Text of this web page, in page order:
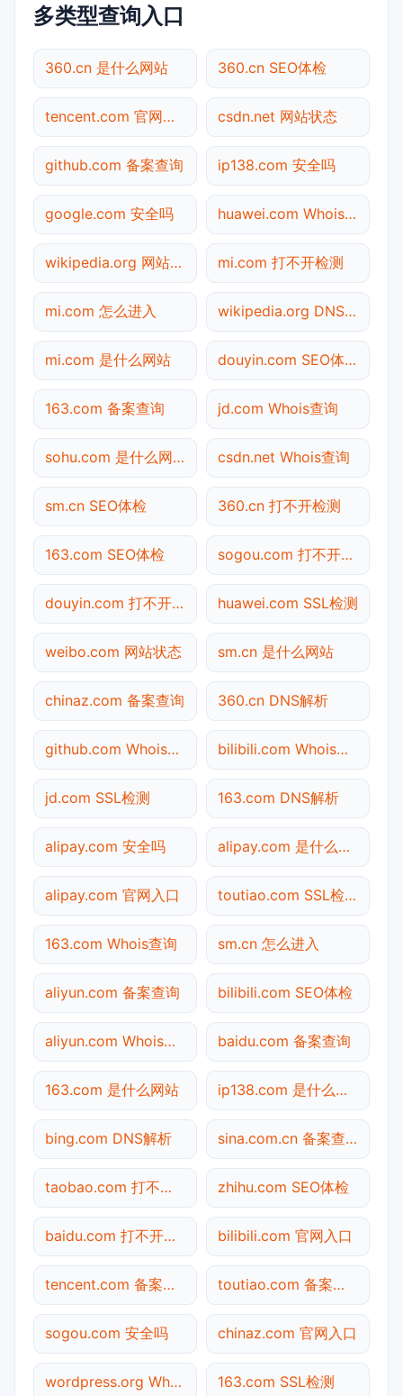
多类型查询入口
360.cn 是什么网站 360.cn SEO体检
tencent.com 官网入口 csdn.net 网站状态
github.com 备案查询 ip138.com 安全吗
google.com 安全吗 huawei.com Whois查询
wikipedia.org 网站状态 mi.com 打不开检测
mi.com 怎么进入 wikipedia.org DNS解析
mi.com 是什么网站 douyin.com SEO体检
163.com 备案查询 jd.com Whois查询
sohu.com 是什么网站 csdn.net Whois查询
sm.cn SEO体检 360.cn 打不开检测
163.com SEO体检 sogou.com 打不开检测
douyin.com 打不开检测 huawei.com SSL检测
weibo.com 网站状态 sm.cn 是什么网站
chinaz.com 备案查询 360.cn DNS解析
github.com Whois查询 bilibili.com Whois查询
jd.com SSL检测 163.com DNS解析
alipay.com 安全吗 alipay.com 是什么网站
alipay.com 官网入口 toutiao.com SSL检测
163.com Whois查询 sm.cn 怎么进入
aliyun.com 备案查询 bilibili.com SEO体检
aliyun.com Whois查询 baidu.com 备案查询
163.com 是什么网站 ip138.com 是什么网站
bing.com DNS解析 sina.com.cn 备案查询
taobao.com 打不开检测 zhihu.com SEO体检
baidu.com 打不开检测 bilibili.com 官网入口
tencent.com 备案查询 toutiao.com 备案查询
sogou.com 安全吗 chinaz.com 官网入口
wordpress.org Whois查询 163.com SSL检测